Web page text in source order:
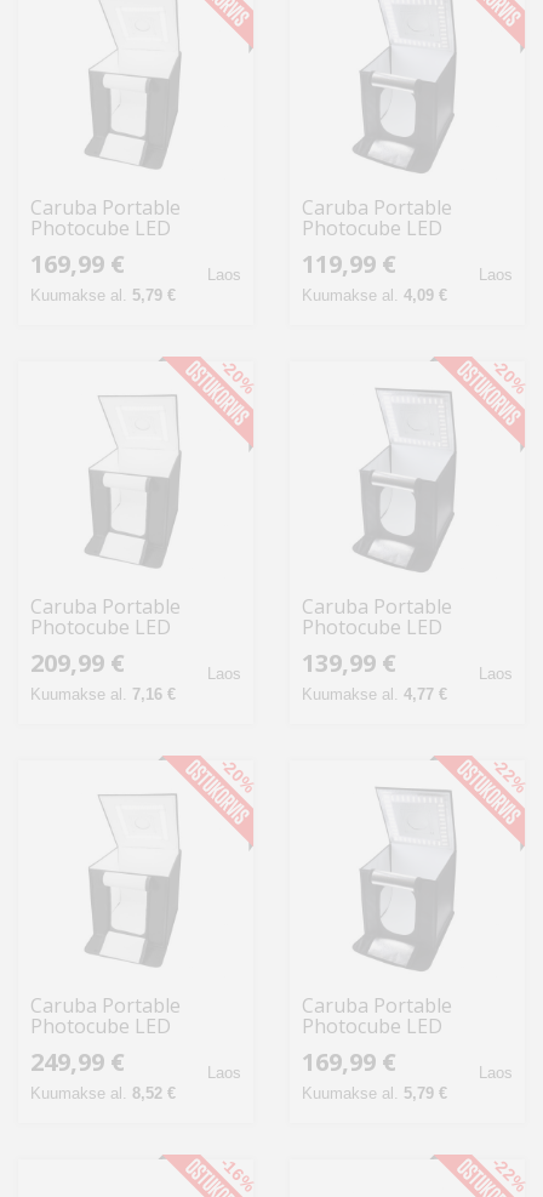
Caruba Portable
Photocube LED
Dimbaar
169,99 €
Kuumakse al. 5,79 €
Laos
Caruba Portable
Photocube LED
119,99 €
Kuumakse al. 4,09 €
Laos
Caruba Portable
Photocube LED
Dimbaar
209,99 €
Kuumakse al. 7,16 €
Laos
-20%
Caruba Portable
Photocube LED
139,99 €
Kuumakse al. 4,77 €
Laos
-20%
Caruba Portable
Photocube LED
Dimbaar
249,99 €
Kuumakse al. 8,52 €
Laos
-20%
Caruba Portable
Photocube LED
169,99 €
Kuumakse al. 5,79 €
Laos
-22%
-16% -22%